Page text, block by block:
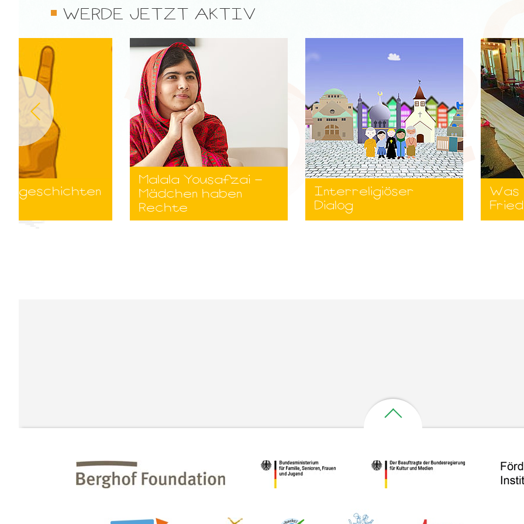
WERDE JETZT AKTIV
Malala Yousafzai -
Mädchen haben
Rechte
Interreligiöser
Dialog
Was